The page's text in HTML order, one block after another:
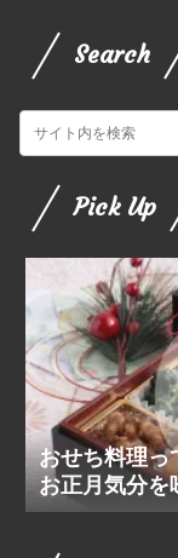
Search
Pick Up
おせち料理
お正月気分を
せち